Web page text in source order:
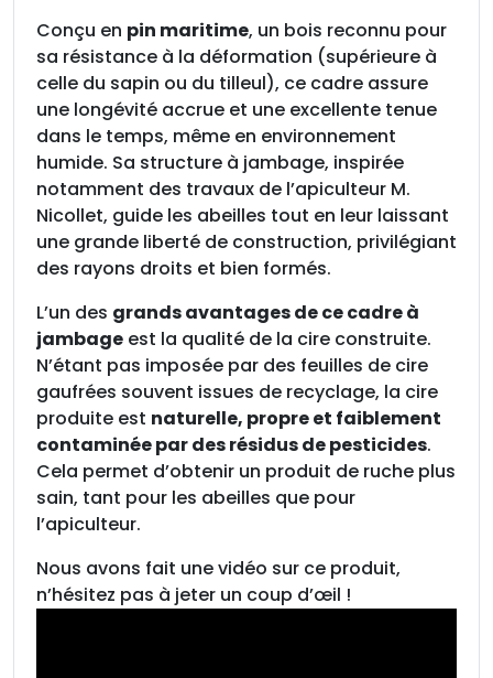
Conçu en pin maritime, un bois reconnu pour
sa résistance à la déformation (supérieure à
celle du sapin ou du tilleul), ce cadre assure
une longévité accrue et une excellente tenue
dans le temps, même en environnement
humide. Sa structure à jambage, inspirée
notamment des travaux de l’apiculteur M.
Nicollet, guide les abeilles tout en leur laissant
une grande liberté de construction, privilégiant
des rayons droits et bien formés.
L’un des grands avantages de ce cadre à
jambage est la qualité de la cire construite.
N’étant pas imposée par des feuilles de cire
gaufrées souvent issues de recyclage, la cire
produite est naturelle, propre et faiblement
contaminée par des résidus de pesticides.
Cela permet d’obtenir un produit de ruche plus
sain, tant pour les abeilles que pour
l’apiculteur.
Nous avons fait une vidéo sur ce produit,
n’hésitez pas à jeter un coup d’œil !